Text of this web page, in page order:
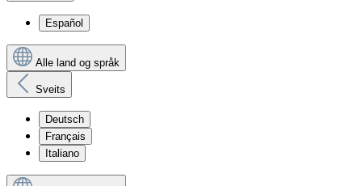
Español
Alle land og språk
Sveits
Deutsch
Français
Italiano